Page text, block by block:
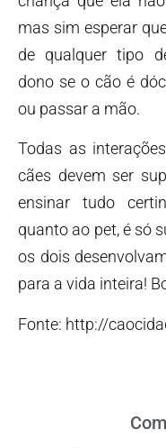
mas sim esperar
de qualquer tipo
dono se o cão é
ou passar a mão.
Todas as
cães devem ser
ensinar tudo
quanto ao pet, é só
os dois
para a vida inteira!
Fonte: http://